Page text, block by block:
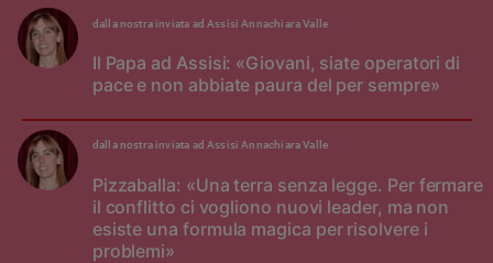
Il Papa ad Assisi: «Giovani, siate operatori di
pace e non abbiate paura del per sempre»
dalla nostra inviata ad Assisi Annachiara Valle
Pizzaballa: «Una terra senza legge. Per fermare
il conflitto ci vogliono nuovi leader, ma non
esiste una formula magica per risolvere i
problemi»
dalla nostra inviata ad Assisi Annachiara Valle